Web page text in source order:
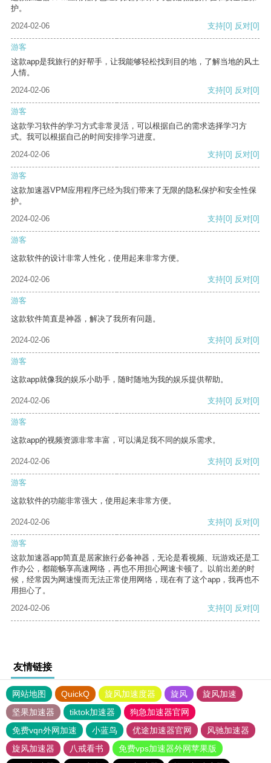
护。
2024-02-06
支持[0] 反对[0]
游客
这款app是我旅行的好帮手，让我能够轻松找到目的地，了解当地的风土
人情。
2024-02-06
支持[0] 反对[0]
游客
这款学习软件的学习方式非常灵活，可以根据自己的需求选择学习方
式。我可以根据自己的时间安排学习进度。
2024-02-06
支持[0] 反对[0]
游客
这款加速器VPM应用程序已经为我们带来了无限的隐私保护和安全性保
护。
2024-02-06
支持[0] 反对[0]
游客
这款软件的设计非常人性化，使用起来非常方便。
2024-02-06 支持[0] 反对[0]
游客
这款软件简直是神器，解决了我所有问题。
2024-02-06 支持[0] 反对[0]
游客
这款app就像我的娱乐小助手，随时随地为我的娱乐提供帮助。
2024-02-06 支持[0] 反对[0]
游客
这款app的视频资源非常丰富，可以满足我不同的娱乐需求。
2024-02-06 支持[0] 反对[0]
游客
这款软件的功能非常强大，使用起来非常方便。
2024-02-06 支持[0] 反对[0]
游客
这款加速器app简直是居家旅行必备神器，无论是看视频、玩游戏还是工
作办公，都能畅享高速网络，再也不用担心网速卡顿了。以前出差的时
候，经常因为网速慢而无法正常使用网络，现在有了这个app，我再也不
用担心了。
2024-02-06
支持[0] 反对[0]
友情链接
网站地图 QuickQ 旋风加速度器 旋风
旋风加速
坚果加速器
tiktok加速器
狗急加速器官网
免费vqn外网加速
小蓝鸟 优途加速器官网
风驰加速器
旋风加速器
八戒看书
免费vps加速器外网苹果版